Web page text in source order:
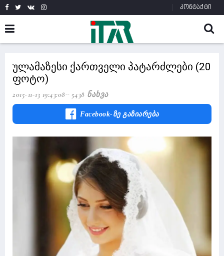
კონტაქტი
ულამაზესი ქართველი პატარძლები (20
ფოტო)
2015-11-13 19:43:08 5438 Ნახვა
Facebook-Ზე Გაზიარება